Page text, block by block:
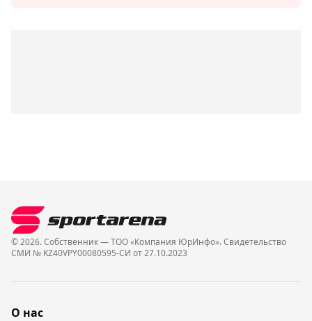
© 2026. Собственник — ТОО «Компания ЮрИнфо». Cвидетельство
СМИ № KZ40VPY00080595-СИ от 27.10.2023
О нас